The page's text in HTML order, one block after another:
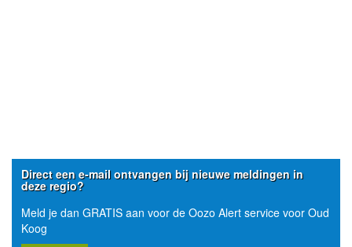
Direct een e-mail ontvangen bij nieuwe meldingen in
deze regio?
Meld je dan GRATIS aan voor de Oozo Alert service voor Oud
Koog